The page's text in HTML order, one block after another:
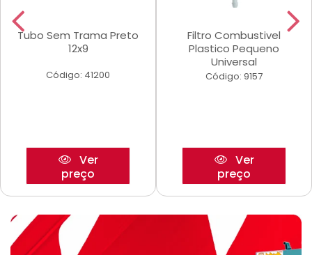
Tubo Sem Trama Preto
12x9
Código: 41200
Ver
preço
Filtro Combustivel
Plastico Pequeno
Universal
Código: 9157
Ver
preço